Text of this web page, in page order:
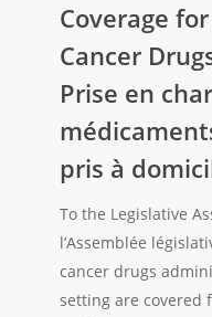
transport
médicales
Home
Cancer
Drugs
charge
médicaments
anticancéreux
Coverage
Cancer
Prise en
pris à
To the Legislative
l’Assemblée
cancer drugs
setting are covered